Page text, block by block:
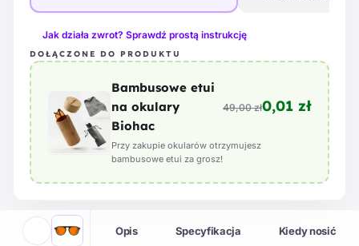
Jak działa zwrot? Sprawdź prostą instrukcję
DOŁĄCZONE DO PRODUKTU
Bambusowe etui
na okulary
Biohac
49,00 zł0,01 zł
Przy zakupie okularów otrzymujesz
bambusowe etui za grosz!
Opis Specyfikacja Kiedy nosić